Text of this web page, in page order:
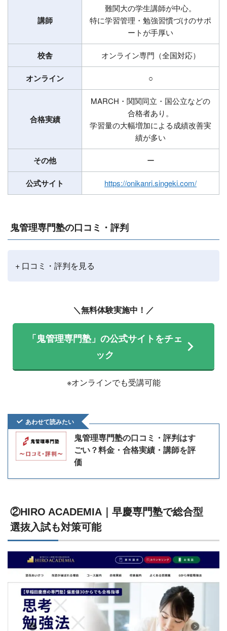
講師
難関大の学生講師が中心。
特に学習管理・勉強習慣づけのサポ
ートが手厚い
校舎 オンライン専門（全国対応）
オンライン ○
合格実績
MARCH・関関同立・国公立などの
合格者あり。
学習量の大幅増加による成績改善実
績が多い
その他 ー
公式サイト https://onikanri.singeki.com/
鬼管理専門塾の口コミ・評判
+ 口コミ・評判を見る
＼無料体験実施中！／
「鬼管理専門塾」の公式サイトをチェ
ック
※オンラインでも受講可能
あわせて読みたい
鬼管理専門塾の口コミ・評判はす
ごい？料金・合格実績・講師を評
価
②HIRO ACADEMIA｜早慶専門塾で総合型
選抜入試も対策可能